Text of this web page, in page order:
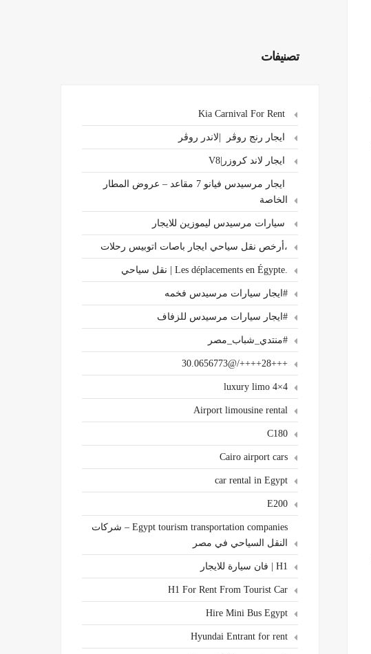
تصنيفات
ايجار رنج روڤر |لاندر روڤر
ايجار لاند كروزر|V8
ايجار مرسيدس فيانو 7 مقاعد – عروض المطار
الخاصة
سيارات مرسيدس ليموزين للايجار
،أرخص نقل سياحي ايجار باصات اتوبيس رحلات
.Les déplacements en Égypte | نقل سياحي
#ايجار سيارات مرسيدس فخمه
#ايجار سيارات مرسيدس للزفاف
#منتدي_شباب_مصر
+++28++++/@30.0656773
4×4 luxury limo
Airport limousine rental
C180
Cairo airport cars
car rental in Egypt
E200
Egypt tourism transportation companies – شركات
النقل السياحي في مصر
H1 | فان سيارة للايجار
H1 For Rent From Tourist Car
Hire Mini Bus Egypt
Hyundai Entrant for rent